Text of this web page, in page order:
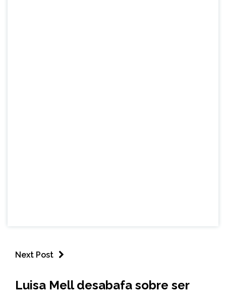
Next Post
Luisa Mell desabafa sobre ser